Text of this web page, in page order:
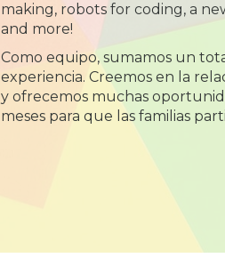
making, robots for coding, a
and more!
Como equipo, sumamos un
experiencia. Creemos en la
y ofrecemos muchas
meses para que las familias